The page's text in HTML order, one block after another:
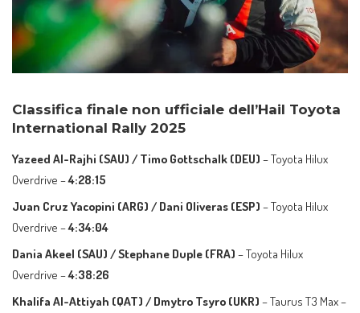
Classifica finale non ufficiale dell’Hail Toyota
International Rally 2025
Yazeed Al-Rajhi (SAU) / Timo Gottschalk (DEU) – Toyota Hilux
Overdrive –4:28:15
Juan Cruz Yacopini (ARG) / Dani Oliveras (ESP) – Toyota Hilux
Overdrive –4:34:04
Dania Akeel (SAU) / Stephane Duple (FRA) – Toyota Hilux
Overdrive –4:38:26
Khalifa Al-Attiyah (QAT) / Dmytro Tsyro (UKR) – Taurus T3 Max –